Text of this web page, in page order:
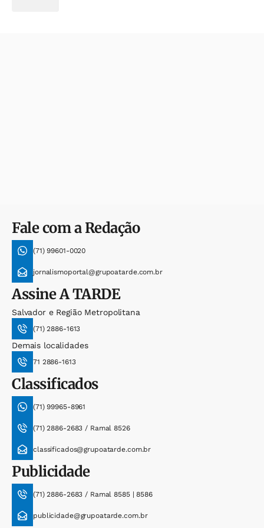
Fale com a Redação
(71) 99601-0020
jornalismoportal@grupoatarde.com.br
AssineA TARDE
Salvador e Região Metropolitana
(71) 2886-1613
Demais localidades
71 2886-1613
Classificados
(71) 99965-8961
(71) 2886-2683 / Ramal 8526
classificados@grupoatarde.com.br
Publicidade
(71) 2886-2683 / Ramal 8585 | 8586
publicidade@grupoatarde.com.br